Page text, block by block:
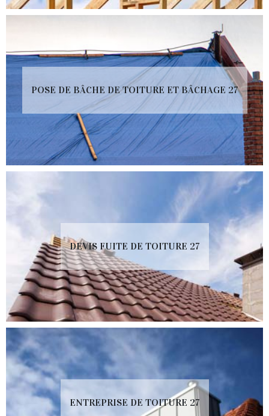
POSE DE BÂCHE DE TOITURE ET BÂCHAGE 27
DEVIS FUITE DE TOITURE 27
ENTREPRISE DE TOITURE 27